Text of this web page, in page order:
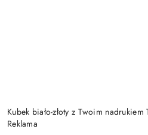
Kubek biało-złoty z Twoim
Reklama